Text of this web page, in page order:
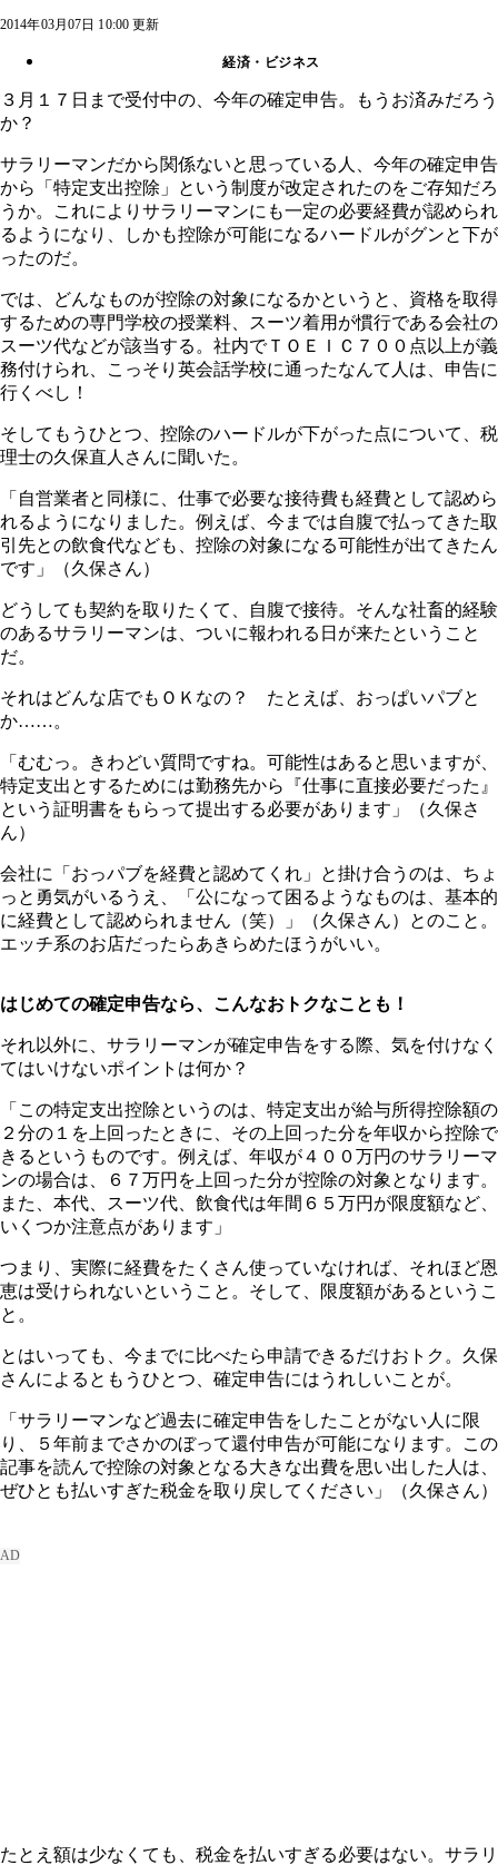
2014年03月07日 10:00 更新
経済・ビジネス
３月１７日まで受付中の、今年の確定申告。もうお済みだろう
か？
サラリーマンだから関係ないと思っている人、今年の確定申告
から「特定支出控除」という制度が改定されたのをご存知だろ
うか。これによりサラリーマンにも一定の必要経費が認められ
るようになり、しかも控除が可能になるハードルがグンと下が
ったのだ。
では、どんなものが控除の対象になるかというと、資格を取得
するための専門学校の授業料、スーツ着用が慣行である会社の
スーツ代などが該当する。社内でＴＯＥＩＣ７００点以上が義
務付けられ、こっそり英会話学校に通ったなんて人は、申告に
行くべし！
そしてもうひとつ、控除のハードルが下がった点について、税
理士の久保直人さんに聞いた。
「自営業者と同様に、仕事で必要な接待費も経費として認めら
れるようになりました。例えば、今までは自腹で払ってきた取
引先との飲食代なども、控除の対象になる可能性が出てきたん
です」（久保さん）
どうしても契約を取りたくて、自腹で接待。そんな社畜的経験
のあるサラリーマンは、ついに報われる日が来たということ
だ。
それはどんな店でもＯＫなの？ たとえば、おっぱいパブと
か……。
「むむっ。きわどい質問ですね。可能性はあると思いますが、
特定支出とするためには勤務先から『仕事に直接必要だった』
という証明書をもらって提出する必要があります」（久保さ
ん）
会社に「おっパブを経費と認めてくれ」と掛け合うのは、ちょ
っと勇気がいるうえ、「公になって困るようなものは、基本的
に経費として認められません（笑）」（久保さん）とのこと。
エッチ系のお店だったらあきらめたほうがいい。
はじめての確定申告なら、こんなおトクなことも！
それ以外に、サラリーマンが確定申告をする際、気を付けなく
てはいけないポイントは何か？
「この特定支出控除というのは、特定支出が給与所得控除額の
２分の１を上回ったときに、その上回った分を年収から控除で
きるというものです。例えば、年収が４００万円のサラリーマ
ンの場合は、６７万円を上回った分が控除の対象となります。
また、本代、スーツ代、飲食代は年間６５万円が限度額など、
いくつか注意点があります」
つまり、実際に経費をたくさん使っていなければ、それほど恩
恵は受けられないということ。そして、限度額があるというこ
と。
とはいっても、今までに比べたら申請できるだけおトク。久保
さんによるともうひとつ、確定申告にはうれしいことが。
「サラリーマンなど過去に確定申告をしたことがない人に限
り、５年前までさかのぼって還付申告が可能になります。この
記事を読んで控除の対象となる大きな出費を思い出した人は、
ぜひとも払いすぎた税金を取り戻してください」（久保さん）
たとえ額は少なくても、税金を払いすぎる必要はない。サラリ